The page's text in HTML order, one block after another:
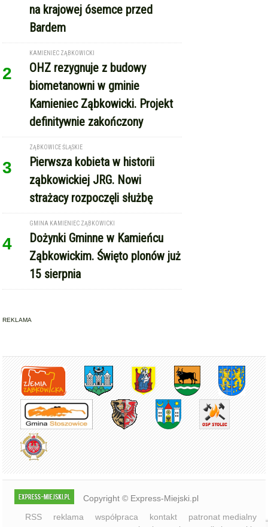
na krajowej ósemce przed
Bardem
2
KAMIENIEC ZĄBKOWICKI
OHZ rezygnuje z budowy
biometanowni w gminie
Kamieniec Ząbkowicki. Projekt
definitywnie zakończony
3
ZĄBKOWICE ŚLĄSKIE
Pierwsza kobieta w historii
ząbkowickiej JRG. Nowi
strażacy rozpoczęli służbę
4
GMINA KAMIENIEC ZĄBKOWICKI
Dożynki Gminne w Kamieńcu
Ząbkowickim. Święto plonów już
15 sierpnia
REKLAMA
Copyright © Express-Miejski.pl
RSS
reklama współpraca kontakt
patronat medialny